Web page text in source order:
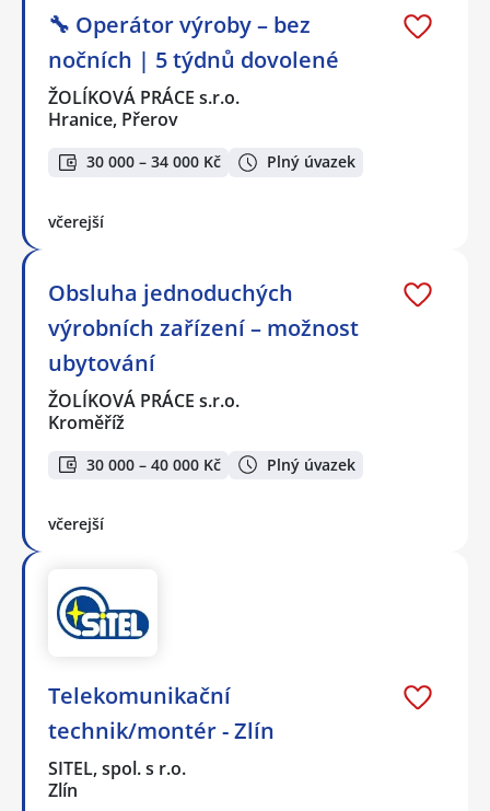
🔧 Operátor výroby – bez
nočních | 5 týdnů dovolené
ŽOLÍKOVÁ PRÁCE s.r.o.
Hranice, Přerov
30 000 – 34 000 Kč Plný úvazek
včerejší
Obsluha jednoduchých
výrobních zařízení – možnost
ubytování
ŽOLÍKOVÁ PRÁCE s.r.o.
Kroměříž
30 000 – 40 000 Kč Plný úvazek
včerejší
Telekomunikační
technik/montér - Zlín
SITEL, spol. s r.o.
Zlín